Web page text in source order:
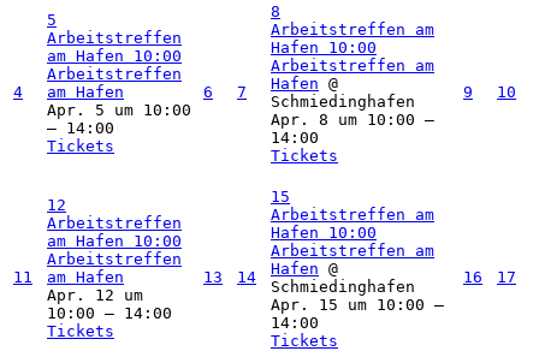
4
5
Arbeitstreffen
am Hafen 10:00
Arbeitstreffen
am Hafen
Apr. 5 um 10:00
– 14:00
Tickets
6 7
8
Arbeitstreffen am
Hafen 10:00
Arbeitstreffen am
Hafen @
Schmiedinghafen
Apr. 8 um 10:00 –
14:00
Tickets
9 10
11
12
Arbeitstreffen
am Hafen 10:00
Arbeitstreffen
am Hafen
Apr. 12 um
10:00 – 14:00
Tickets
13 14
15
Arbeitstreffen am
Hafen 10:00
Arbeitstreffen am
Hafen @
Schmiedinghafen
Apr. 15 um 10:00 –
14:00
Tickets
16 17